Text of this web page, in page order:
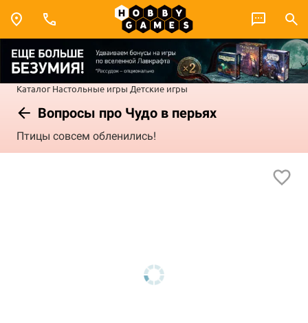
Каталог Настольные игры Детские игры
Вопросы про Чудо в перьях
Птицы совсем обленились!